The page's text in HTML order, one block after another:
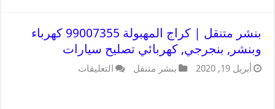
بنشر متنقل | كراج المهبولة 99007355 كهرباء
وبنشر, بنجرجي, كهربائي تصليح سيارات
أبريل 19, 2020 بنشر متنقل التعليقات